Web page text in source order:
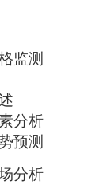
监测
分析
预测
分析